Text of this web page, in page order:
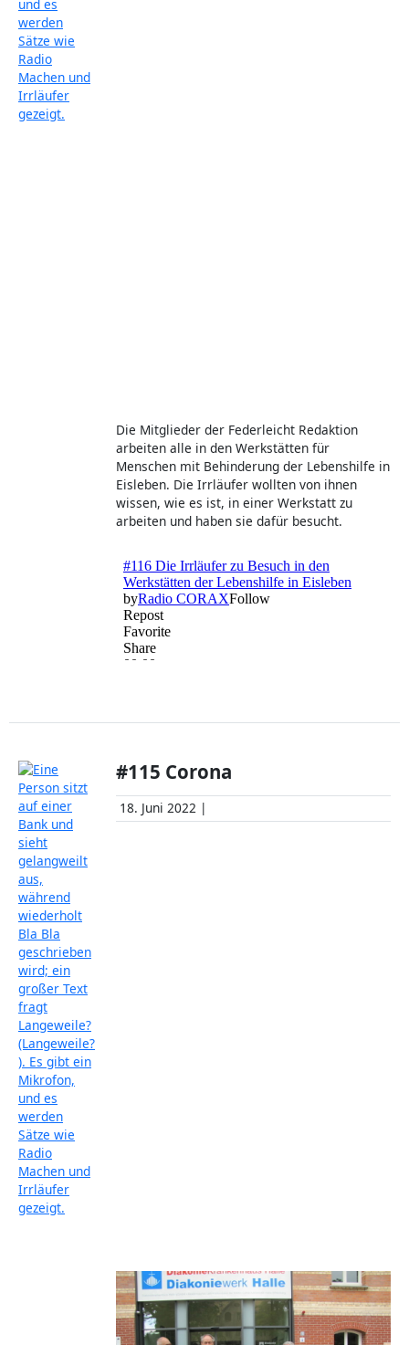
Die Mitglieder der Federleicht Redaktion
arbeiten alle in den Werkstätten für
Menschen mit Behinderung der Lebenshilfe in
Eisleben. Die Irrläufer wollten von ihnen
wissen, wie es ist, in einer Werkstatt zu
arbeiten und haben sie dafür besucht.
#115 Corona
18. Juni 2022 |